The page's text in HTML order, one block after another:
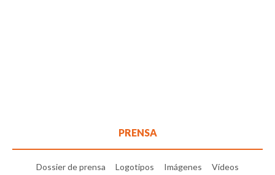
PRENSA
Dossier de prensa Logotipos Imágenes
Vídeos